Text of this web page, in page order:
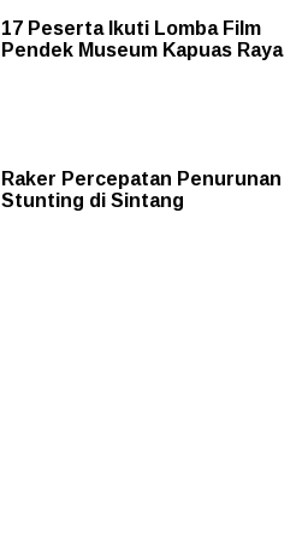
17 Peserta Ikuti Lomba Film
Pendek Museum Kapuas Raya
Raker Percepatan Penurunan
Stunting di Sintang